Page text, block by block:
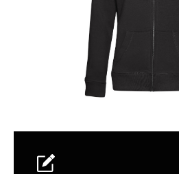
Business Wellness
Beechfield
Blakläder
Claude